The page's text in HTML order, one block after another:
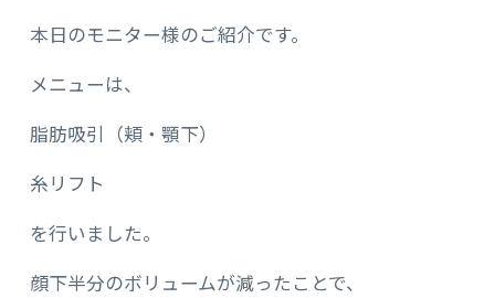
本日のモニター様のご紹介です。
メニューは、
脂肪吸引（頬・顎下）
糸リフト
を行いました。
顔下半分のボリュームが減ったことで、